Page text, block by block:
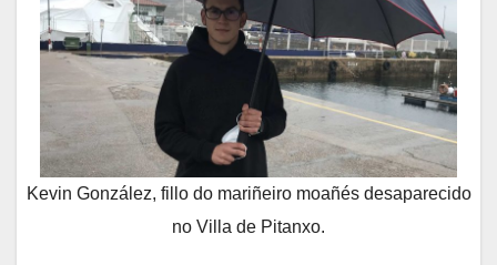
Kevin González, fillo do mariñeiro moañés desaparecido
no Villa de Pitanxo.